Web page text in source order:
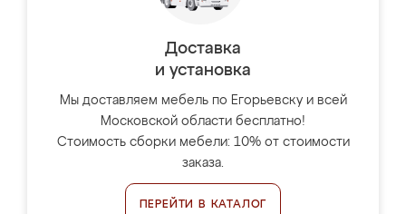
Доставка
и установка
Мы доставляем мебель по Егорьевску и всей
Московской области бесплатно!
Стоимость сборки мебели: 10% от стоимости
заказа.
ПЕРЕЙТИ В КАТАЛОГ